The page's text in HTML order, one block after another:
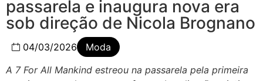
passarela e inaugura nova era
sob direção de Nicola Brognano
04/03/2026
Moda
A 7 For All Mankind estreou na passarela pela primeira